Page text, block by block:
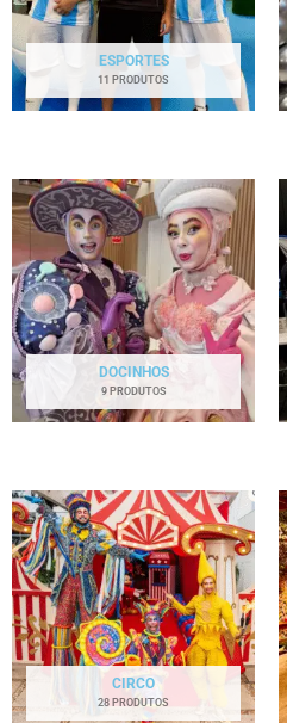
ESPORTES
11 PRODUTOS
DOCINHOS
9 PRODUTOS
CIRCO
28 PRODUTOS